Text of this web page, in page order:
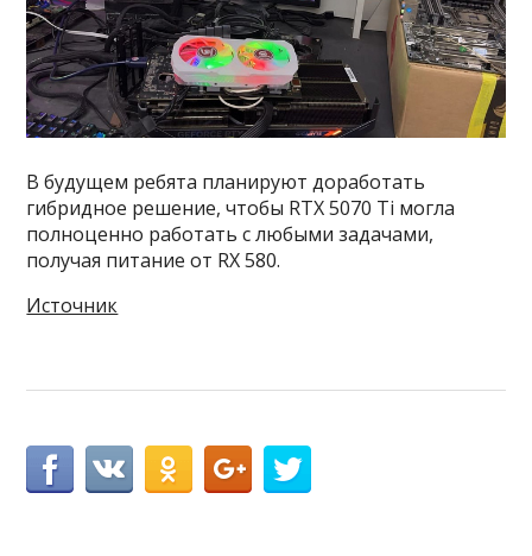
В будущем ребята планируют доработать
гибридное решение, чтобы RTX 5070 Ti могла
полноценно работать с любыми задачами,
получая питание от RX 580.
Источник